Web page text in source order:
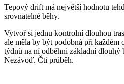
Tepový drift má největší hodnotu
srovnatelné běhy.
Vytvoř si jednu kontrolní dlouhou
ale měla by být podobná při každém
týdnů na ní odběhni základní dlouhý
Nezávoď. Čti průběh.